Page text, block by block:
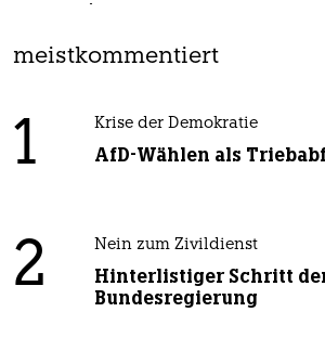
meistkommentiert
1 Krise der Demokratie
AfD-Wählen als
2 Nein zum Zivildienst
Hinterlistiger Schritt
Bundesregierung